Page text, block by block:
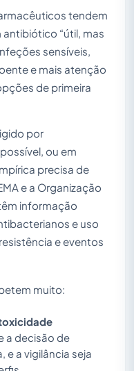
tendem
“útil, mas
sensíveis,
e mais atenção
de primeira
por
ou em
precisa de
e a Organização
informação
e uso
e eventos
muito:
a decisão de
e a vigilância seja